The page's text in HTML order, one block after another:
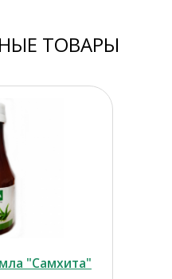
ТОВАРЫ
"Самхита"